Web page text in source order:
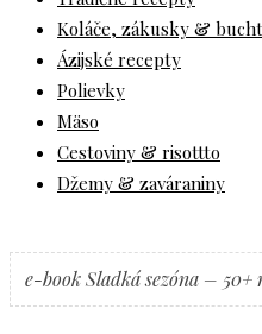
Koláče, zákusky &
Ázijské recepty
Polievky
Mäso
Cestoviny & risottto
Džemy & zaváraniny
e-book Sladká sezóna – 50+